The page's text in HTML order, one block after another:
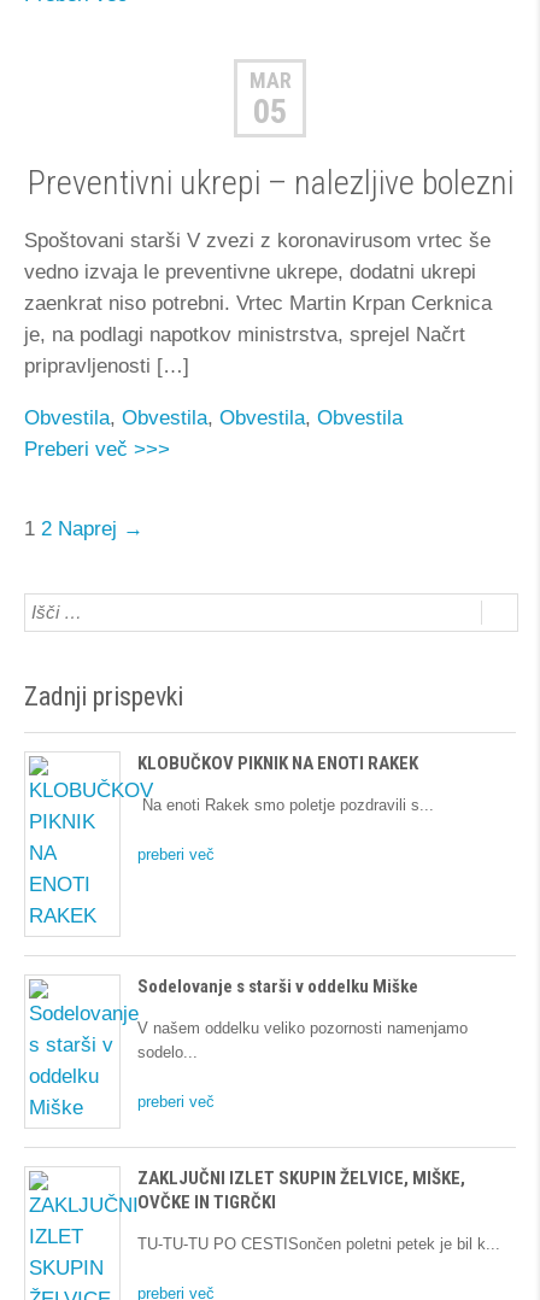
MAR
05
Preventivni ukrepi – nalezljive bolezni
Spoštovani starši V zvezi z koronavirusom vrtec še
vedno izvaja le preventivne ukrepe, dodatni ukrepi
zaenkrat niso potrebni. Vrtec Martin Krpan Cerknica
je, na podlagi napotkov ministrstva, sprejel Načrt
pripravljenosti […]
Obvestila, Obvestila, Obvestila, Obvestila
Preberi več >>>
1 2 Naprej →
Zadnji prispevki
KLOBUČKOV PIKNIK NA ENOTI RAKEK
Na enoti Rakek smo poletje pozdravili s
preberi več
Sodelovanje s starši v oddelku Miške
V našem oddelku veliko pozornosti namenjamo
sodelo
preberi več
ZAKLJUČNI IZLET SKUPIN ŽELVICE, MIŠKE,
OVČKE IN TIGRČKI
TU-TU-TU PO CESTISončen poletni petek je bil k
preberi več